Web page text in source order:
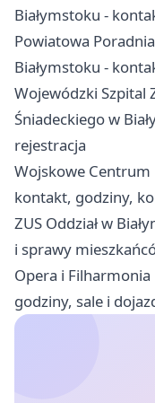
Białymstoku -
Powiatowa
Białymstoku -
Wojewódzki Szpital
Śniadeckiego w
rejestracja
Wojskowe Centrum
kontakt, godziny,
ZUS Oddział w
i sprawy
Opera i Filharmonia
godziny, sale i